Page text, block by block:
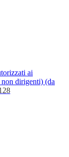
ai
dirigenti) (da